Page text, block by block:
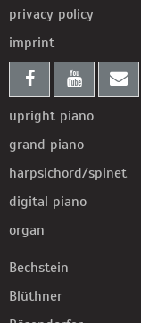
privacy policy
imprint
upright piano
grand piano
harpsichord/spinet
digital piano
organ
Bechstein
Blüthner